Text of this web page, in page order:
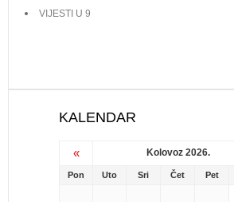
VIJESTI U 9
KALENDAR
« Kolovoz 2026.
Pon Uto Sri Čet Pet